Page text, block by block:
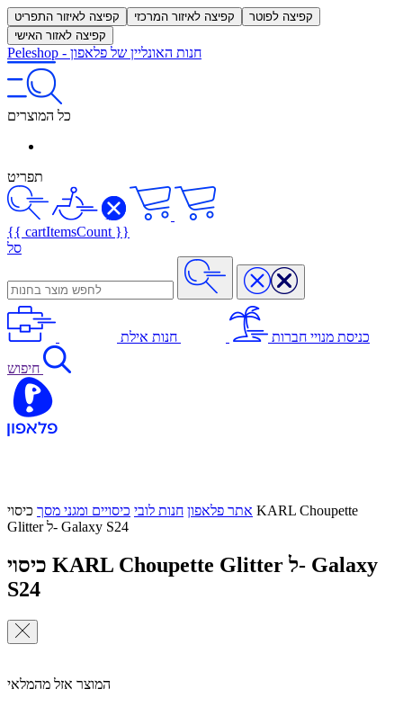
קפיצה לאיזור התפריט קפיצה לאיזור המרכזי
קפיצה לפוטר
קפיצה לאזור האישי
Peleshop - חנות האונליין של פלאפון
כל המוצרים
תפריט
{{ cartItemsCount }}
סל
כניסת מנויי חברות חנות אילת
חיפוש
אתר פלאפון חנות לובי כיסויים ומגני מסך כיסוי KARL Choupette
Glitter ל- Galaxy S24
כיסוי KARL Choupette Glitter ל- Galaxy
S24
המוצר אזל מהמלאי